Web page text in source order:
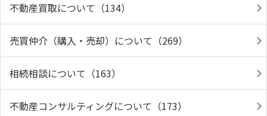
不動産買取について（134）
売買仲介（購入・売却）について（269）
相続相談について（163）
不動産コンサルティングについて（173）